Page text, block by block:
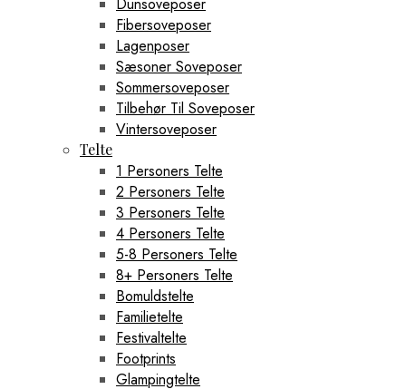
Fibersoveposer
Lagenposer
Sæsoner Soveposer
Sommersoveposer
Tilbehør Til Soveposer
Vintersoveposer
Telte
1 Personers Telte
2 Personers Telte
3 Personers Telte
4 Personers Telte
5-8 Personers Telte
8+ Personers Telte
Bomuldstelte
Familietelte
Festivaltelte
Footprints
Glampingtelte